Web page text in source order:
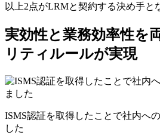
以上2点がLRMと契約する決め手と
実効性と業務効率性を
リティルールが実現
ISMS認証を取得したことで社内へ
した